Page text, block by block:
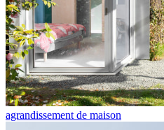
agrandissement de maison